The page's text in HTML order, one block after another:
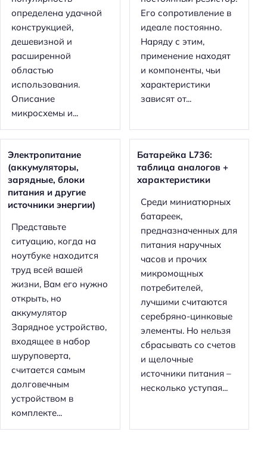
определена удачной
конструкцией,
дешевизной и
расширенной
областью
использования.
Описание
микросхемы и...
Его сопротивление в
идеале постоянно.
Наряду с этим,
применение находят
и компоненты, чьи
характеристики
зависят от...
Электропитание
(аккумуляторы,
зарядные, блоки
питания и другие
источники энергии)
Представьте
ситуацию, когда на
ноутбуке находится
труд всей вашей
жизни, Вам его нужно
открыть, но
аккумулятор
Зарядное устройство,
входящее в набор
шуруповерта,
считается самым
долговечным
устройством в
комплекте...
Батарейка L736:
таблица аналогов +
характеристики
Среди миниатюрных
батареек,
предназначенных для
питания наручных
часов и прочих
микромощных
потребителей,
лучшими считаются
серебряно-цинковые
элементы. Но нельзя
сбрасывать со счетов
и щелочные
источники питания –
несколько уступая...